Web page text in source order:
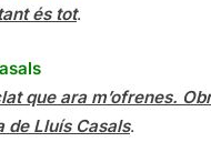
és tot.
que ara m’ofrenes.
de Lluís Casals.